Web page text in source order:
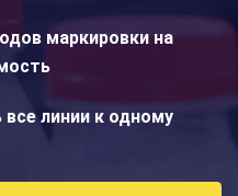
маркировки на
линии к одному